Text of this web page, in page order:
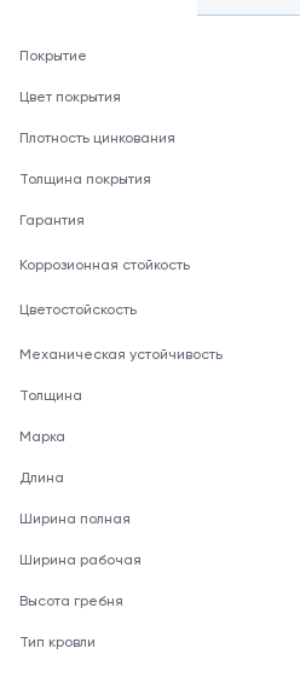
Покрытие
Цвет покрытия
Плотность цинкования
Толщина покрытия
Гарантия
Коррозионная стойкость
Цветостойскость
Механическая устойчивость
Толщина
Марка
Длина
Ширина полная
Ширина рабочая
Высота гребня
Тип кровли